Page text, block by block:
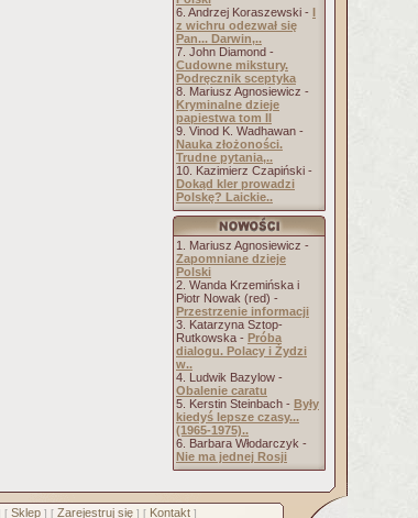
6. Andrzej Koraszewski - I
z wichru odezwał się
Pan... Darwin,..
7. John Diamond -
Cudowne mikstury.
Podręcznik sceptyka
8. Mariusz Agnosiewicz -
Kryminalne dzieje
papiestwa tom II
9. Vinod K. Wadhawan -
Nauka złożoności.
Trudne pytania,..
10. Kazimierz Czapiński -
Dokąd kler prowadzi
Polskę? Laickie..
1. Mariusz Agnosiewicz -
Zapomniane dzieje
Polski
2. Wanda Krzemińska i
Piotr Nowak (red) -
Przestrzenie informacji
3. Katarzyna Sztop-
Rutkowska - Próba
dialogu. Polacy i Żydzi
w..
4. Ludwik Bazylow -
Obalenie caratu
5. Kerstin Steinbach - Były
kiedyś lepsze czasy...
(1965-1975)..
6. Barbara Włodarczyk -
Nie ma jednej Rosji
[ Sklep] [ Zarejestruj się] [ Kontakt]